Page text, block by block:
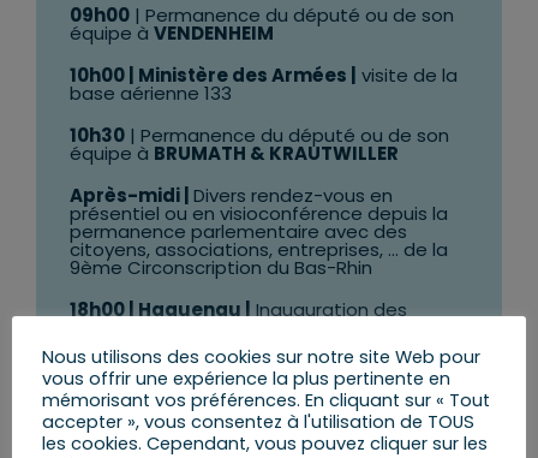
09h00| Permanence du député ou de son
équipe à VENDENHEIM
10h00 | Ministère des Armées |
visite de la
base aérienne 133
10h30| Permanence du député ou de son
équipe à BRUMATH & KRAUTWILLER
Après-midi | Divers rendez-vous en
présentiel ou en visioconférence depuis la
permanence parlementaire avec des
citoyens, associations, entreprises, … de la
9ème Circonscription du Bas-Rhin
18h00 | Haguenau | Inauguration des
Nous utilisons des cookies sur notre site Web pour
vous offrir une expérience la plus pertinente en
mémorisant vos préférences. En cliquant sur « Tout
accepter », vous consentez à l'utilisation de TOUS
les cookies. Cependant, vous pouvez cliquer sur les